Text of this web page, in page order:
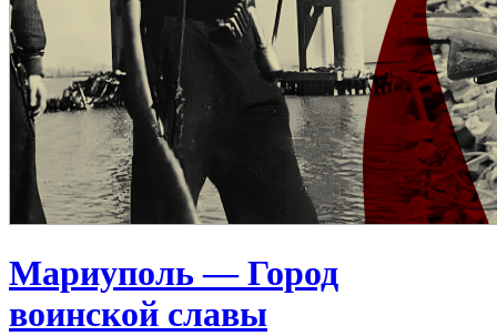
Мариуполь — Город
воинской славы